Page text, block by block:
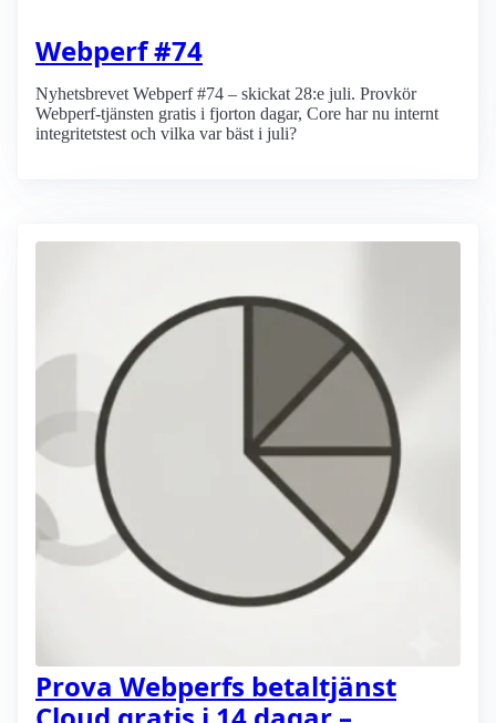
Webperf #74
Nyhetsbrevet Webperf #74 – skickat 28:e juli. Provkör
Webperf-tjänsten gratis i fjorton dagar, Core har nu internt
integritetstest och vilka var bäst i juli?
Prova Webperfs betaltjänst